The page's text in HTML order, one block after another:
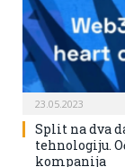
23.05.2023
Split na dva
tehnologiju.
kompanija